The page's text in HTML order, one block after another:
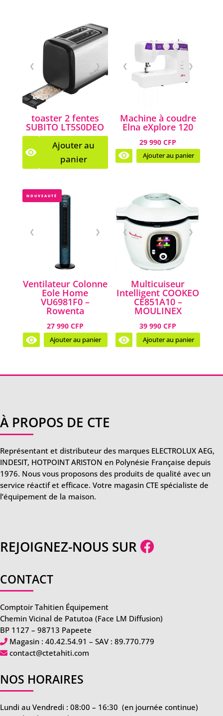
❮ ❯
toaster 2 fentes
SUBITO LT5S0DEO
Ajouter au
panier
❮ ❯
Machine à coudre
Elna eXplore 120
29 990 CFP
Ajouter au panier
NOUVEAUTÉ
❮ ❯
Ventilateur Colonne
Eole Home
VU6981F0 –
Rowenta
27 990 CFP
Ajouter au panier
❮ ❯
Multicuiseur
Intelligent COOKEO
CE851A10 –
MOULINEX
39 990 CFP
Ajouter au panier
À PROPOS DE CTE
Représentant et distributeur des marques ELECTROLUX AEG,
INDESIT, HOTPOINT ARISTON en Polynésie Française depuis
1976. Nous vous proposons des produits de qualité avec un
service réactif et efficace. Votre magasin CTE spécialiste de
l’équipement de la maison.
REJOIGNEZ-NOUS SUR
CONTACT
Comptoir Tahitien Équipement
Chemin Vicinal de Patutoa (Face LM Diffusion)
BP 1127 – 98713 Papeete
Magasin : 40.42.54.91 – SAV : 89.770.779
contact@ctetahiti.com
NOS HORAIRES
Lundi au Vendredi : 08:00 – 16:30 (en journée continue)